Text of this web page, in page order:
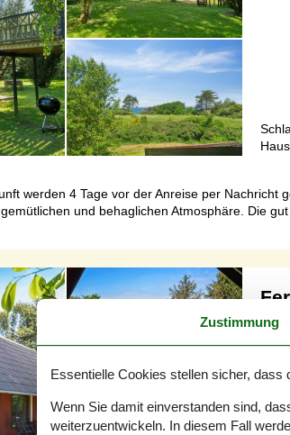
werden 4 Tage vor der Anreise per
und behaglichen Atmosphäre. Die
6
Zustimmung
Essentielle Cookies stellen sicher, dass
Wenn Sie damit einverstanden sind,
weiterzuentwickeln. In diesem Fall